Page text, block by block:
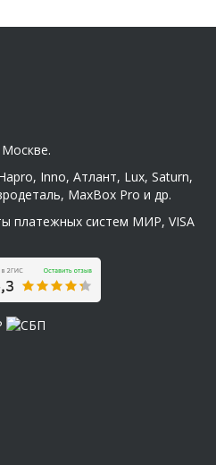
Inno, Атлант, Lux, Saturn,
MaxBox Pro и др.
платежных систем МИР, VISA